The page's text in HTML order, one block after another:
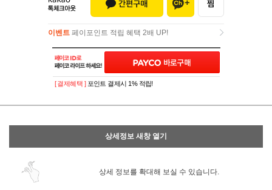
이벤트 페이포인트 적립 혜택 2배 UP!
이벤트페이포인트 적립 혜택 2배 UP!
[ 결제혜택 ] 포인트 결제시 1% 적립!
상세정보 새창 열기
상세 정보를 확대해 보실 수 있습니다.